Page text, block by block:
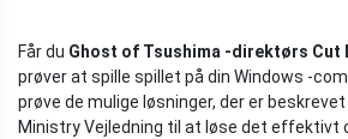
Får du Ghost of Tsushima -direktørs Cut
prøver at spille spillet på din Windows -
prøve de mulige løsninger, der er
Ministry Vejledning til at løse det effektivt